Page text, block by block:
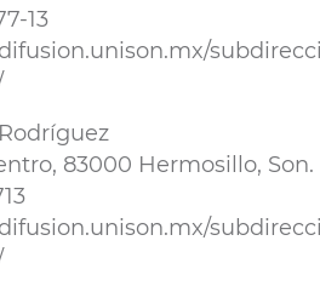
13
83000 Hermosillo, Son.